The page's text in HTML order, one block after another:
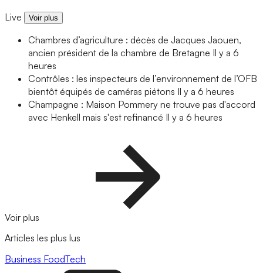
Live Voir plus
Chambres d’agriculture : décès de Jacques Jaouen,
ancien président de la chambre de Bretagne Il y a 6
heures
Contrôles : les inspecteurs de l’environnement de l’OFB
bientôt équipés de caméras piétons Il y a 6 heures
Champagne : Maison Pommery ne trouve pas d'accord
avec Henkell mais s'est refinancé Il y a 6 heures
Voir plus
Articles les plus lus
Business FoodTech